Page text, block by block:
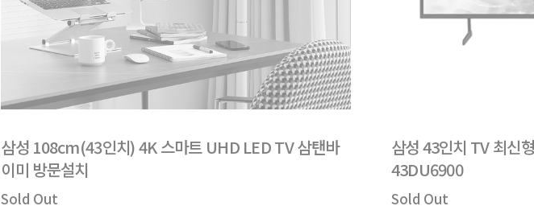
삼성 108cm(43인치) 4K 스마트 UHD LED TV 삼탠바
이미 방문설치
Sold Out
삼성 43인치 TV 최신
43DU6900
Sold Out